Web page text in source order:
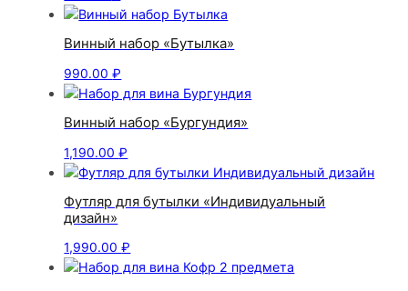
Винный набор «Бутылка»
990.00₽
Винный набор «Бургундия»
1,190.00₽
Футляр для бутылки «Индивидуальный
дизайн»
1,990.00₽